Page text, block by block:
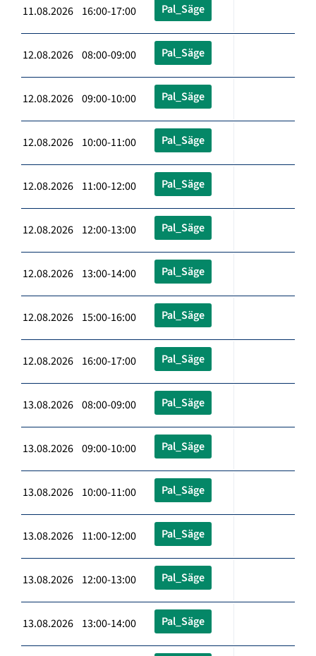
11.08.2026 16:00-17:00 Pal_Säge
12.08.2026 08:00-09:00 Pal_Säge
12.08.2026 09:00-10:00 Pal_Säge
12.08.2026 10:00-11:00 Pal_Säge
12.08.2026 11:00-12:00 Pal_Säge
12.08.2026 12:00-13:00 Pal_Säge
12.08.2026 13:00-14:00 Pal_Säge
12.08.2026 15:00-16:00 Pal_Säge
12.08.2026 16:00-17:00 Pal_Säge
13.08.2026 08:00-09:00 Pal_Säge
13.08.2026 09:00-10:00 Pal_Säge
13.08.2026 10:00-11:00 Pal_Säge
13.08.2026 11:00-12:00 Pal_Säge
13.08.2026 12:00-13:00 Pal_Säge
13.08.2026 13:00-14:00 Pal_Säge